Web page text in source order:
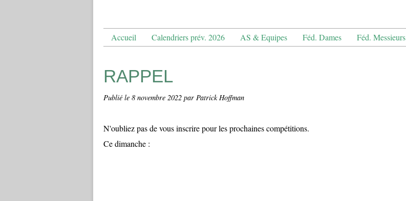
Accueil Calendriers prév. 2026 AS & Equipes Féd. Dames Féd. Messieurs
RAPPEL
Publié le 8 novembre 2022 par Patrick Hoffman
N'oubliez pas de vous inscrire pour les prochaines compétitions.
Ce dimanche :